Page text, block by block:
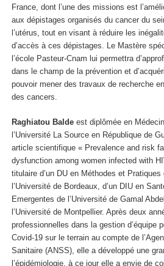
France, dont l’une des missions est
aux dépistages organisés du cancer du
l’utérus, tout en visant à réduire les
d’accès à ces dépistages. Le Mastère
l’école Pasteur-Cnam lui permettra
dans le champ de la prévention et
pouvoir mener des travaux de recherche
des cancers.
Raghiatou Balde est diplômée en
l’Université La Source en République de
article scientifique « Prevalence and risk
dysfunction among women infected with
titulaire d’un DU en Méthodes et
l’Université de Bordeaux, d’un DIU en
Emergentes de l’Université de Gamal
l’Université de Montpellier. Après deux
professionnelles dans la gestion d’équipe
Covid-19 sur le terrain au compte de
Sanitaire (ANSS), elle a développé une
l’épidémiologie, à ce jour elle a envie de